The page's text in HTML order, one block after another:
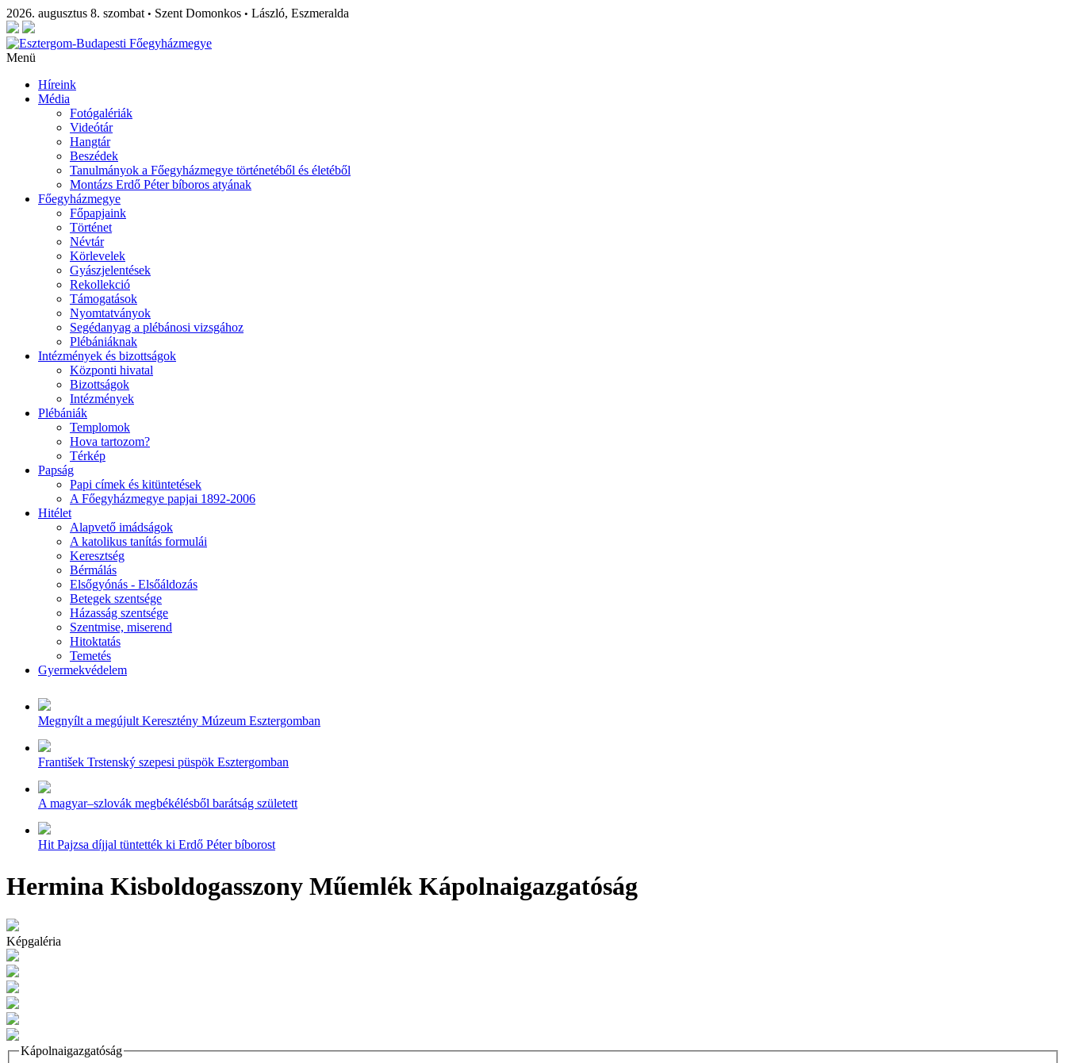
2026. augusztus 8. szombat • Szent Domonkos • László, Eszmeralda
Menü
Híreink
Média
Fotógalériák
Videótár
Hangtár
Beszédek
Tanulmányok a Főegyházmegye történetéből és életéből
Montázs Erdő Péter bíboros atyának
Főegyházmegye
Főpapjaink
Történet
Névtár
Körlevelek
Gyászjelentések
Rekollekció
Támogatások
Nyomtatványok
Segédanyag a plébánosi vizsgához
Plébániáknak
Intézmények és bizottságok
Központi hivatal
Bizottságok
Intézmények
Plébániák
Templomok
Hova tartozom?
Térkép
Papság
Papi címek és kitüntetések
A Főegyházmegye papjai 1892-2006
Hitélet
Alapvető imádságok
A katolikus tanítás formulái
Keresztség
Bérmálás
Elsőgyónás - Elsőáldozás
Betegek szentsége
Házasság szentsége
Szentmise, miserend
Hitoktatás
Temetés
Gyermekvédelem
Megnyílt a megújult Keresztény Múzeum Esztergomban
František Trstenský szepesi püspök Esztergomban
A magyar–szlovák megbékélésből barátság született
Hit Pajzsa díjjal tüntették ki Erdő Péter bíborost
Hermina Kisboldogasszony Műemlék Kápolnaigazgatóság
Képgaléria
Kápolnaigazgatóság